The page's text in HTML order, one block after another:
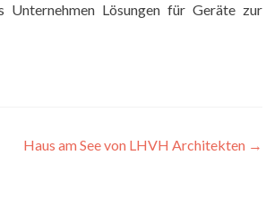
Lösungen für Geräte zur
Haus am See von LHVH Architekten →